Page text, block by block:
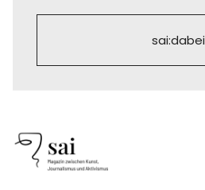
sai:dabei